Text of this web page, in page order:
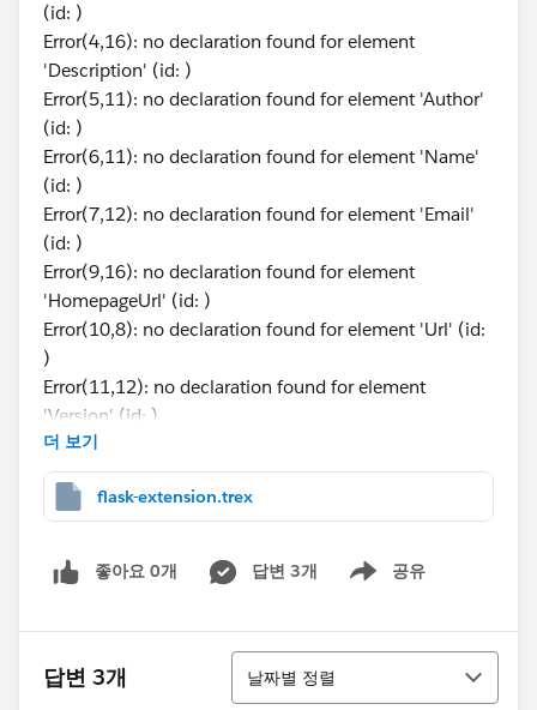
(id: )
Error(4,16): no declaration found for element
'Description' (id: )
Error(5,11): no declaration found for element 'Author'
(id: )
Error(6,11): no declaration found for element 'Name'
(id: )
Error(7,12): no declaration found for element 'Email'
(id: )
Error(9,16): no declaration found for element
'HomepageUrl' (id: )
Error(10,8): no declaration found for element 'Url' (id:
)
Error(11,12): no declaration found for element
'Version' (id: )
Error(12,16): no declaration found for element
'Permissions' (id: )
Error(13,20): no declaration found for element
Error Code: FD722608
더 보기
flask-extension.trex
좋아요 0개 답변 3개 공유
Show menu
답변 3개
정렬
날짜별 정렬